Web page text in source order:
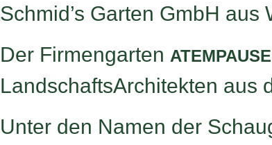
Schmid’s Garten GmbH
Der Firmengarten ATEMPAUSE
LandschaftsArchitekten aus
Unter den Namen der